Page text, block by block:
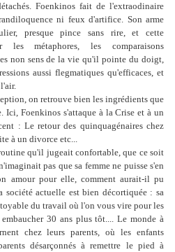
Foenkinos fait de l'extraodinaire
ni feux d'artifice. Son arme
presque pince sans rire, et cette
les métaphores, les comparaisons
non sens de la vie qu'il pointe du doigt,
aussi flegmatiques qu'efficaces, et
on retrouve bien les ingrédients que
Ici, Foenkinos s'attaque à la Crise et à un
: Le retour des quinquagénaires chez
à un divorce etc...
qu'il jugeait confortable, que ce soit
pas que sa femme ne puisse s'en
amour pour elle, comment aurait-il pu
actuelle est bien décortiquée : sa
du travail où l'on vous vire pour les
30 ans plus tôt.... Le monde à
chez leurs parents, où les enfants
désarçonnés à remettre le pied à